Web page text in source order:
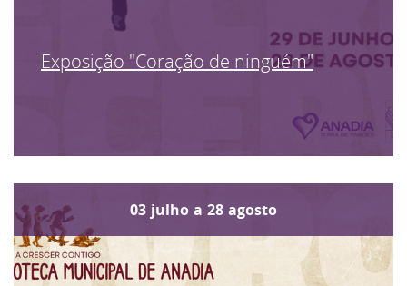
Exposição "Coração de ninguém"
03 julho a 28 agosto